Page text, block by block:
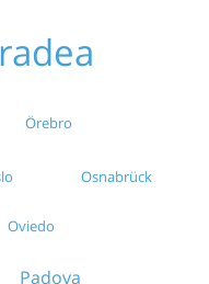
Örebro
Osnabrück
Oviedo
Padova